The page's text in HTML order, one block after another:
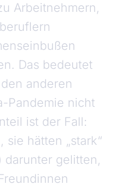
Arbeitnehmern,
Das bedeutet
anderen
Pandemie nicht
ist der Fall:
sie hätten „stark“
darunter gelitten,